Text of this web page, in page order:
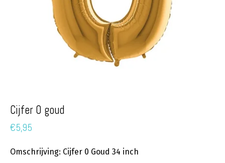
Cijfer 0 goud
€5,95
Omschrijving: Cijfer 0 Goud 34 inch